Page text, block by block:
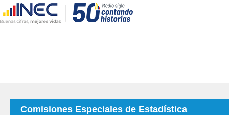
Comisiones Especiales de Estadística